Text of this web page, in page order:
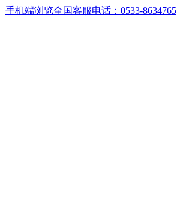
| 手机端浏览全国客服电话：0533-8634765